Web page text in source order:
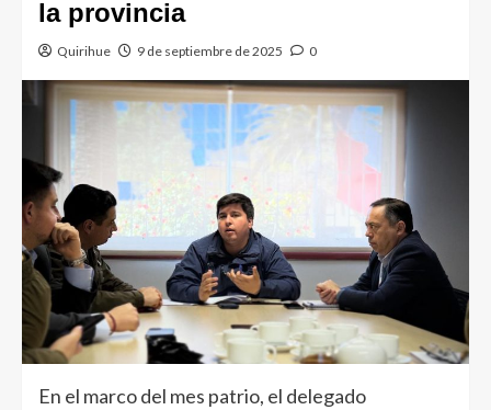
la provincia
Quirihue 9 de septiembre de 2025 0
En el marco del mes patrio, el delegado